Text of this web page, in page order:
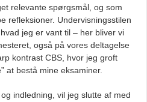
relevante spørgsmål, og som
refleksioner. Undervisningsstilen
jeg er vant til – her bliver vi
også på vores deltagelse
kontrast CBS, hvor jeg groft
at bestå mine eksaminer.
indledning, vil jeg slutte af med